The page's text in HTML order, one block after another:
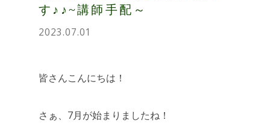
す♪♪~講師手配～
2023.07.01
皆さんこんにちは！
さぁ、7月が始まりましたね！